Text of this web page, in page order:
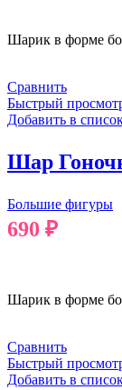
Шарик в форме
Сравнить
Быстрый
Добавить в
Шар
Большие фигуры
690 ₽
Шарик в форме
Сравнить
Быстрый
Добавить в